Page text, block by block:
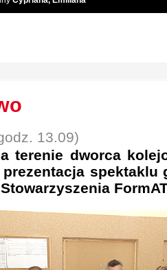
13.09)
terenie dworca
spektaklu